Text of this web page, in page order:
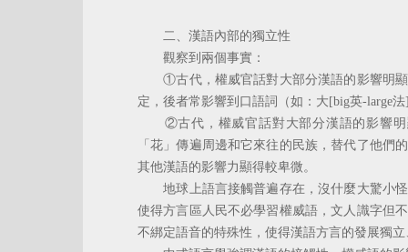
二、漢語內部的獨立性
觀察到兩個事實：
①古代，權威官話對大部分漢語的影響明顯
定，後者常影響到口語詞（如：大[big英-large
②古代，權威官話對大部分漢語的影響明
「花」傳遍周邊和它來往的民族，替代了他們
其他漢語的影響力顯得較卑微。
地球上語言接觸普遍存在，沒什麼大驚小怪
使得方言區人民不必學習權威語，文人識字但
不綁定語音的特殊性，使得漢語方言的發展獨